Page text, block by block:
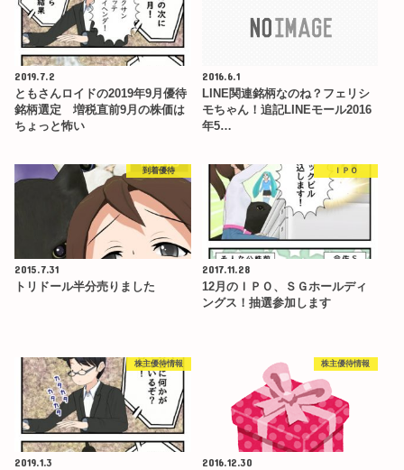
2019.7.2
ともさんロイドの2019年9月優待
銘柄選定 増税直前9月の株価は
ちょっと怖い
2016.6.1
LINE関連銘柄なのね？フェリシ
モちゃん！追記LINEモール2016
年5…
到着優待
2015.7.31
トリドール半分売りました
ＩＰＯ
2017.11.28
12月のＩＰＯ、ＳＧホールディ
ングス！抽選参加します
株主優待情報
2019.1.3
株主優待情報
2016.12.30